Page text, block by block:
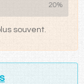
20%
souvent.